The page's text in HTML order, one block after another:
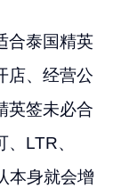
合泰国精英
店、经营公
英签未必合
LTR、
本身就会增